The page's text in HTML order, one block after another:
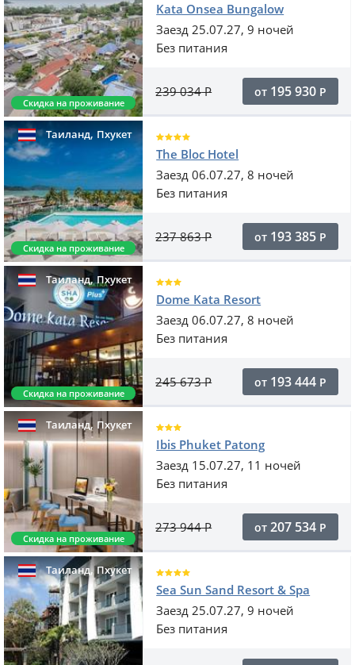
Скидка на проживание
Kata Onsea Bungalow
Заезд 25.07.27, 9 ночей
Без питания
239 034Р от 195 930 Р
Таиланд,Пхукет
Скидка на проживание
The Bloc Hotel
Заезд 06.07.27, 8 ночей
Без питания
237 863Р от 193 385 Р
Таиланд,Пхукет
Скидка на проживание
Dome Kata Resort
Заезд 06.07.27, 8 ночей
Без питания
245 673Р от 193 444 Р
Таиланд, Пхукет
Скидка на проживание
Ibis Phuket Patong
Заезд 15.07.27, 11 ночей
Без питания
273 944Р от 207 534 Р
Таиланд,Пхукет
Sea Sun Sand Resort & Spa
Заезд 25.07.27, 9 ночей
Без питания